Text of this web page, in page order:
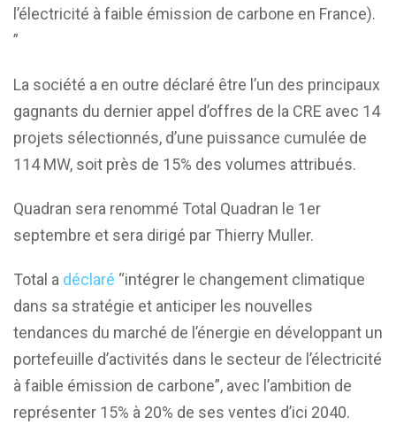
l’électricité à faible émission de carbone en France).
”
La société a en outre déclaré être l’un des principaux
gagnants du dernier appel d’offres de la CRE avec 14
projets sélectionnés, d’une puissance cumulée de
114 MW, soit près de 15% des volumes attribués.
Quadran sera renommé Total Quadran le 1er
septembre et sera dirigé par Thierry Muller.
Total a déclaré “intégrer le changement climatique
dans sa stratégie et anticiper les nouvelles
tendances du marché de l’énergie en développant un
portefeuille d’activités dans le secteur de l’électricité
à faible émission de carbone”, avec l’ambition de
représenter 15% à 20% de ses ventes d’ici 2040.